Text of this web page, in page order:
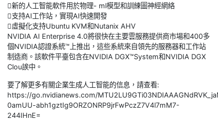
新的人工智能軟件用於物理- ml模型和訓練圖神經網絡
支持AI工作站，實現AI快速開發
虛擬化支持Ubuntu KVM和Nutanix AHV
NVIDIA AI Enterprise 4.0將很快在主要雲服務提供商市場和400多
個NVIDIA認證系統™上推出，這些系統來自領先的服務器和工作站
制造商。該軟件平臺包含在NVIDIA DGX™System和NVIDIA DGX
Clou誒中。
要了解更多有關企業生成人工智能的信息，請查看:
https://go.nvidianews.com/
0amUU-abh1gztIg9ORZONRP9jrFwPczZ7V4l7mM7-
244IHnE=